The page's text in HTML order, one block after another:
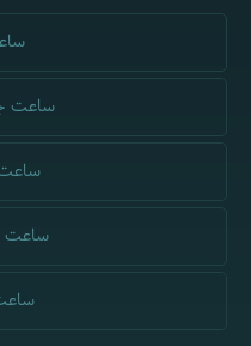
ساعت
ساعت
ساعت